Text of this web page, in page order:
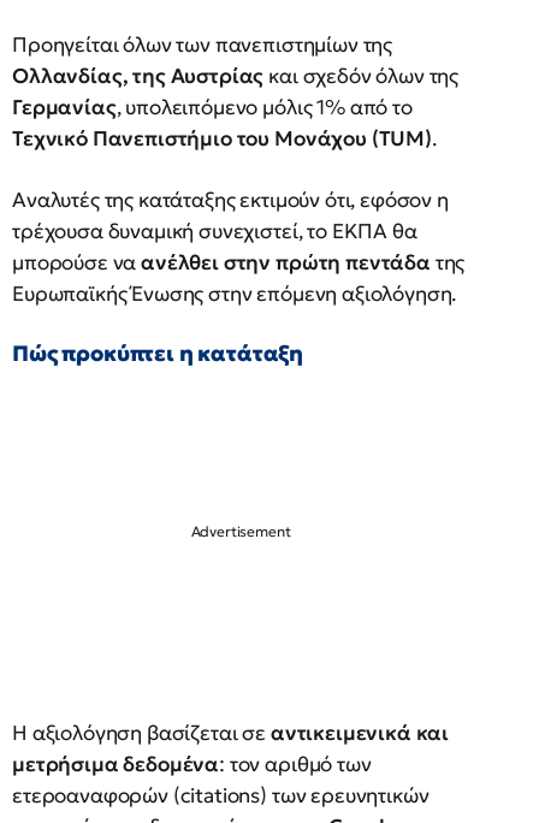
Προηγείται όλων των πανεπιστημίων της
Ολλανδίας, της Αυστρίας και σχεδόν όλων της
Γερμανίας, υπολειπόμενο μόλις 1% από το
Τεχνικό Πανεπιστήμιο του Μονάχου (TUM).
Αναλυτές της κατάταξης εκτιμούν ότι, εφόσον η
τρέχουσα δυναμική συνεχιστεί, το ΕΚΠΑ θα
μπορούσε ναανέλθει στην πρώτη πεντάδα της
Ευρωπαϊκής Ένωσης στην επόμενη αξιολόγηση.
Πώς προκύπτει η κατάταξη
Η αξιολόγηση βασίζεται σε αντικειμενικά και
μετρήσιμα δεδομένα: τον αριθμό των
ετεροαναφορών (citations) των ερευνητικών